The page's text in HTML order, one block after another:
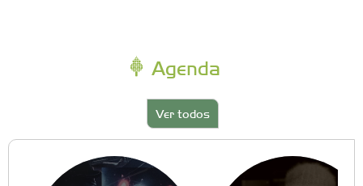
Agenda
Ver todos